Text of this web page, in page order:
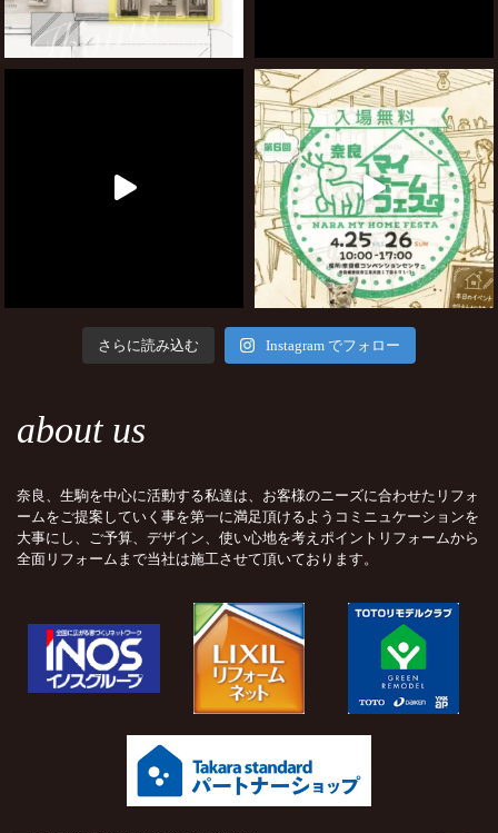
さらに読み込む Instagram でフォロー
about us
奈良、生駒を中心に活動する私達は、お客様のニーズに合わせたリフォ
ームをご提案していく事を第一に満足頂けるようコミニュケーションを
大事にし、ご予算、デザイン、使い心地を考えポイントリフォームから
全面リフォームまで当社は施工させて頂いております。